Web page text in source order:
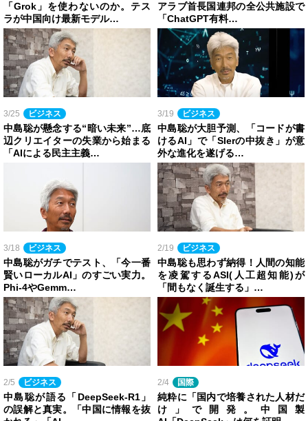
「Grok」を使わないのか。テス
ラが中国向け最新モデル…
アラブ首長国連邦の全公共施設で
「ChatGPT有料…
3/25 ビジネス
中島聡が懸念する“暗い未来”…底
辺クリエイターの失業から始まる
「AIによる民主主義…
3/19 ビジネス
中島聡が大胆予測、「コードが書
けるAI」で「SIerの中抜き」が意
外な進化を遂げる…
3/18 ビジネス
中島聡がガチでテスト、「今一番
賢いローカルAI」のすごい実力。
Phi-4やGemm…
2/19 ビジネス
中島聡も思わず納得！人間の知能
を凌駕するASI(人工超知能)が
「間もなく誕生する」…
2/5 ビジネス
中島聡が語る「DeepSeek-R1」
の誤解と真実。「中国に情報を抜
2/4 国際
純粋に「国内で培養された人材だ
け」で開発。中国製